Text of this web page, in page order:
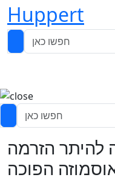
Huppert
להיתר הזרמה
הפוכה